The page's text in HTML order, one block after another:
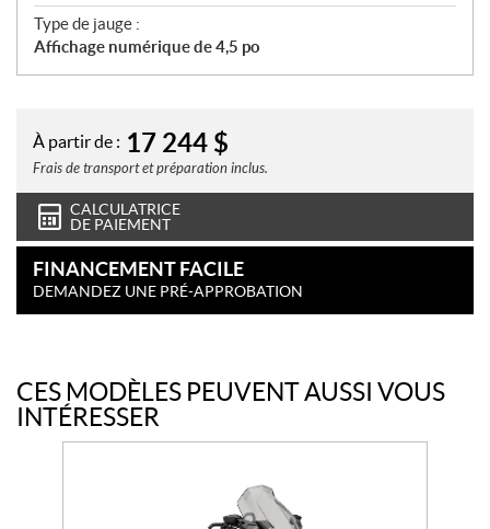
Type de jauge :
Affichage numérique de 4,5 po
À partir de : 17 244 $
Frais de transport et préparation inclus.
CALCULATRICE
DE PAIEMENT
FINANCEMENT FACILE
DEMANDEZ UNE PRÉ-APPROBATION
CES MODÈLES PEUVENT AUSSI VOUS
INTÉRESSER